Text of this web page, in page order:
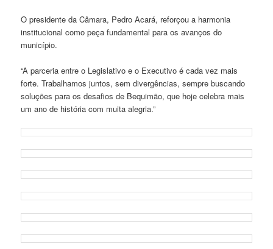
O presidente da Câmara, Pedro Acará, reforçou a harmonia
institucional como peça fundamental para os avanços do
município.
“A parceria entre o Legislativo e o Executivo é cada vez mais
forte. Trabalhamos juntos, sem divergências, sempre buscando
soluções para os desafios de Bequimão, que hoje celebra mais
um ano de história com muita alegria.”